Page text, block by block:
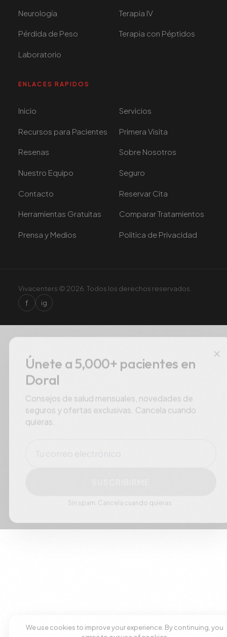
Neurología Terapia IV
Pérdida de Peso Terapia con Péptidos
Laboratorio
ENLACES RAPIDOS
Inicio Servicios
Recursos para Pacientes Primera Visita
Resenas Sobre Nosotros
Nuestro Equipo Seguro
Contacto Reservar Cita
Herramientas Gratuitas Comparar Tratamientos
Prensa y Medios Politica de Privacidad
Vivacenters © 2026. Todos los derechos reservados.
f ig
×
Únete a 5,000+ pacientes en
Doral
Consejos de salud mensuales, novedades de
seguros y ofertas exclusivas. Cancela cuando
quieras.
Sin spam. Cancela cuando quieras.